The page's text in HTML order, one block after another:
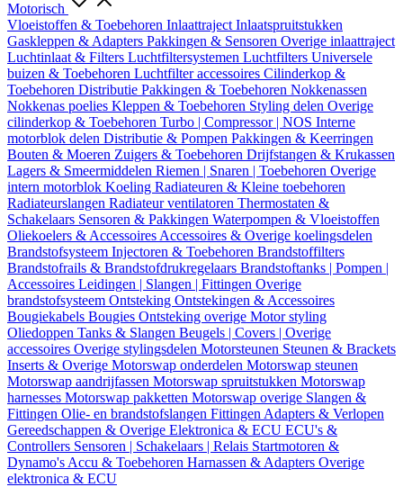
Motorisch
Vloeistoffen & Toebehoren Inlaattraject Inlaatspruitstukken
Gaskleppen & Adapters Pakkingen & Sensoren Overige inlaattraject
Luchtinlaat & Filters Luchtfiltersystemen Luchtfilters Universele
buizen & Toebehoren Luchtfilter accessoires Cilinderkop &
Toebehoren Distributie Pakkingen & Toebehoren Nokkenassen
Nokkenas poelies Kleppen & Toebehoren Styling delen Overige
cilinderkop & Toebehoren Turbo | Compressor | NOS Interne
motorblok delen Distributie & Pompen Pakkingen & Keerringen
Bouten & Moeren Zuigers & Toebehoren Drijfstangen & Krukassen
Lagers & Smeermiddelen Riemen | Snaren | Toebehoren Overige
intern motorblok Koeling Radiateuren & Kleine toebehoren
Radiateurslangen Radiateur ventilatoren Thermostaten &
Schakelaars Sensoren & Pakkingen Waterpompen & Vloeistoffen
Oliekoelers & Accessoires Accessoires & Overige koelingsdelen
Brandstofsysteem Injectoren & Toebehoren Brandstoffilters
Brandstofrails & Brandstofdrukregelaars Brandstoftanks | Pompen |
Accessoires Leidingen | Slangen | Fittingen Overige
brandstofsysteem Ontsteking Ontstekingen & Accessoires
Bougiekabels Bougies Ontsteking overige Motor styling
Oliedoppen Tanks & Slangen Beugels | Covers | Overige
accessoires Overige stylingsdelen Motorsteunen Steunen & Brackets
Inserts & Overige Motorswap onderdelen Motorswap steunen
Motorswap aandrijfassen Motorswap spruitstukken Motorswap
harnesses Motorswap pakketten Motorswap overige Slangen &
Fittingen Olie- en brandstofslangen Fittingen Adapters & Verlopen
Gereedschappen & Overige Elektronica & ECU ECU's &
Controllers Sensoren | Schakelaars | Relais Startmotoren &
Dynamo's Accu & Toebehoren Harnassen & Adapters Overige
elektronica & ECU